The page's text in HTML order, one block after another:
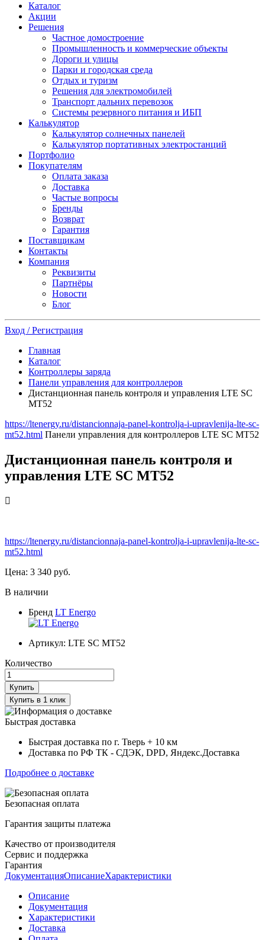
Каталог
Акции
Решения
Частное домостроение
Промышленность и коммерческие объекты
Дороги и улицы
Парки и городская среда
Отдых и туризм
Решения для электромобилей
Транспорт дальних перевозок
Системы резервного питания и ИБП
Калькулятор
Калькулятор солнечных панелей
Калькулятор портативных электростанций
Портфолио
Покупателям
Оплата заказа
Доставка
Частые вопросы
Бренды
Возврат
Гарантия
Поставщикам
Контакты
Компания
Реквизиты
Партнёры
Новости
Блог
Вход / Регистрация
Главная
Каталог
Контроллеры заряда
Панели управления для контроллеров
Дистанционная панель контроля и управления LTE SC
MT52
https://ltenergy.ru/distancionnaja-panel-kontrolja-i-upravlenija-lte-sc-
mt52.html Панели управления для контроллеров LTE SC MT52
Дистанционная панель контроля и
управления LTE SC MT52
https://ltenergy.ru/distancionnaja-panel-kontrolja-i-upravlenija-lte-sc-
mt52.html
Цена: 3 340 руб.
В наличии
Бренд LT Energo
Артикул: LTE SC MT52
Количество
Купить
Купить в 1 клик
Быстрая доставка
Быстрая доставка по г. Тверь + 10 км
Доставка по РФ ТК - СДЭК, DPD, Яндекс.Доставка
Подробнее о доставке
Безопасная оплата
Гарантия защиты платежа
Качество от производителя
Сервис и поддержка
Гарантия
ДокументацияОписаниеХарактеристики
Описание
Документация
Характеристики
Доставка